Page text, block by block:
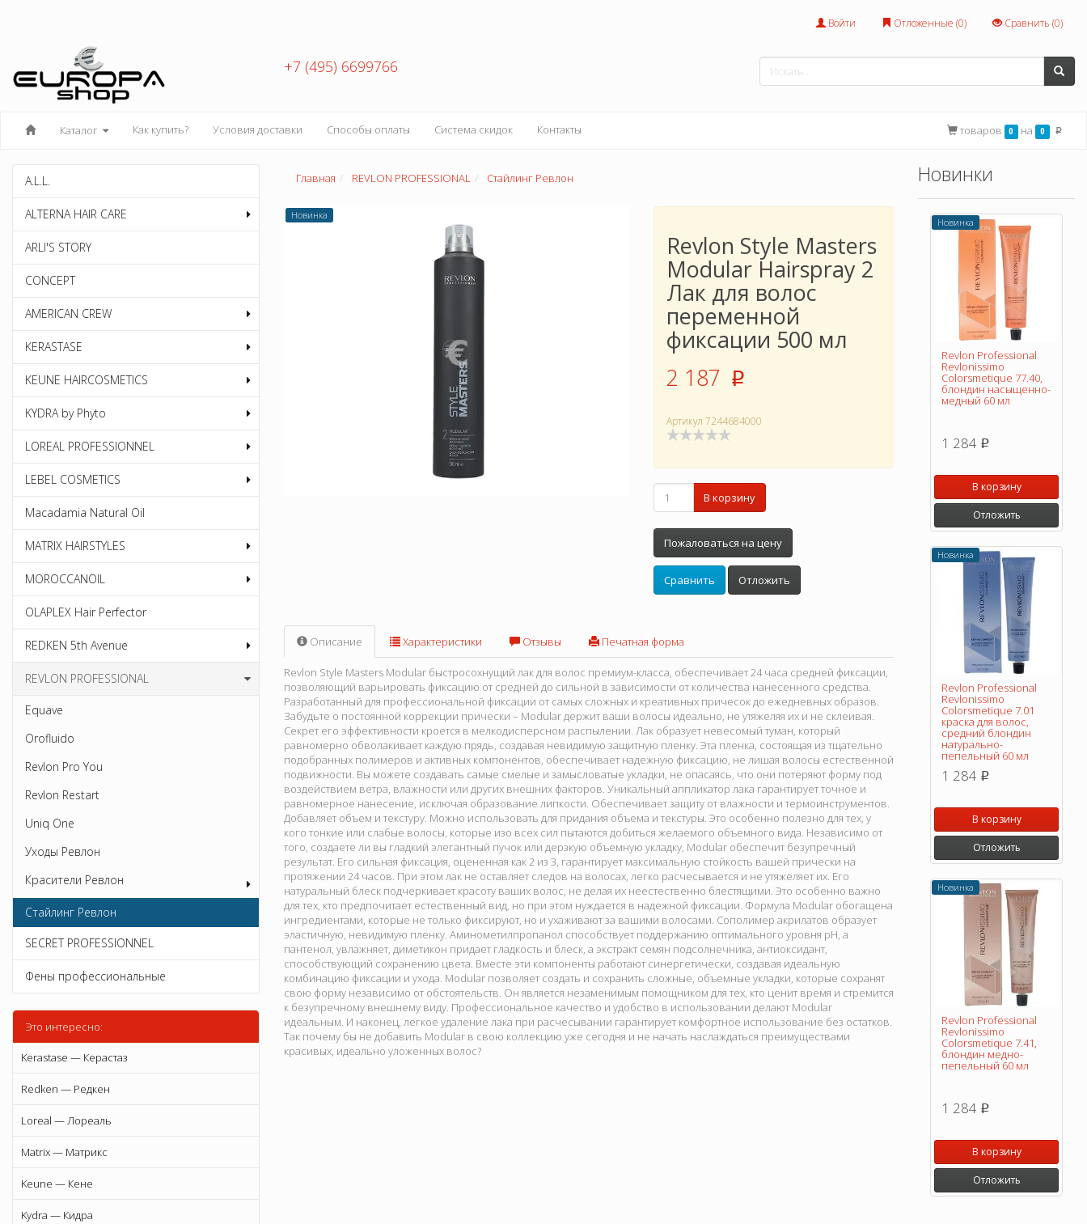
Войти Отложенные (0) Сравнить (0)
+7 (495) 6699766
Каталог Как купить? Условия доставки Способы оплаты Система скидок Контакты товаров 0 на 0 p
A.L.L.
ALTERNA HAIR CARE
ARLI'S STORY
CONCEPT
AMERICAN CREW
KERASTASE
KEUNE HAIRCOSMETICS
KYDRA by Phyto
LOREAL PROFESSIONNEL
LEBEL COSMETICS
Macadamia Natural Oil
MATRIX HAIRSTYLES
MOROCCANOIL
OLAPLEX Hair Perfector
REDKEN 5th Avenue
REVLON PROFESSIONAL
Equave
Orofluido
Revlon Pro You
Revlon Restart
Uniq One
Уходы Ревлон
Красители Ревлон
Стайлинг Ревлон
SECRET PROFESSIONNEL
Фены профессиональные
Это интересно:
Kerastase — Керастаз
Redken — Редкен
Loreal — Лореаль
Matrix — Матрикс
Keune — Кене
Kydra — Кидра
Главная REVLON PROFESSIONAL Стайлинг Ревлон
Новинка
Revlon Style Masters
Modular Hairspray 2
Лак для волос
переменной
фиксации 500 мл
2 187 p
Артикул 7244684000
В корзину
Пожаловаться на цену
Сравнить Отложить
Описание Характеристики Отзывы Печатная форма
Revlon Style Masters Modular быстросохнущий лак для волос премиум-класса, обеспечивает 24 часа средней фиксации,
позволяющий варьировать фиксацию от средней до сильной в зависимости от количества нанесенного средства.
Разработанный для профессиональной фиксации от самых сложных и креативных причесок до ежедневных образов.
Забудьте о постоянной коррекции прически – Modular держит ваши волосы идеально, не утяжеляя их и не склеивая.
Секрет его эффективности кроется в мелкодисперсном распылении. Лак образует невесомый туман, который
равномерно обволакивает каждую прядь, создавая невидимую защитную пленку. Эта пленка, состоящая из тщательно
подобранных полимеров и активных компонентов, обеспечивает надежную фиксацию, не лишая волосы естественной
подвижности. Вы можете создавать самые смелые и замысловатые укладки, не опасаясь, что они потеряют форму под
воздействием ветра, влажности или других внешних факторов. Уникальный аппликатор лака гарантирует точное и
равномерное нанесение, исключая образование липкости. Обеспечивает защиту от влажности и термоинструментов.
Добавляет объем и текстуру. Можно использовать для придания объема и текстуры. Это особенно полезно для тех, у
кого тонкие или слабые волосы, которые изо всех сил пытаются добиться желаемого объемного вида. Независимо от
того, создаете ли вы гладкий элегантный пучок или дерзкую объемную укладку, Modular обеспечит безупречный
результат. Его сильная фиксация, оцененная как 2 из 3, гарантирует максимальную стойкость вашей прически на
протяжении 24 часов. При этом лак не оставляет следов на волосах, легко расчесывается и не утяжеляет их. Его
натуральный блеск подчеркивает красоту ваших волос, не делая их неестественно блестящими. Это особенно важно
для тех, кто предпочитает естественный вид, но при этом нуждается в надежной фиксации. Формула Modular обогащена
ингредиентами, которые не только фиксируют, но и ухаживают за вашими волосами. Сополимер акрилатов образует
эластичную, невидимую пленку. Аминометилпропанол способствует поддержанию оптимального уровня pH, а
пантенол, увлажняет, диметикон придает гладкость и блеск, а экстракт семян подсолнечника, антиоксидант,
способствующий сохранению цвета. Вместе эти компоненты работают синергетически, создавая идеальную
комбинацию фиксации и ухода. Modular позволяет создать и сохранить сложные, объемные укладки, которые сохранят
свою форму независимо от обстоятельств. Он является незаменимым помощником для тех, кто ценит время и стремится
к безупречному внешнему виду. Профессиональное качество и удобство в использовании делают Modular
идеальным. И наконец, легкое удаление лака при расчесывании гарантирует комфортное использование без остатков.
Так почему бы не добавить Modular в свою коллекцию уже сегодня и не начать наслаждаться преимуществами
красивых, идеально уложенных волос?
Новинки
Новинка
Revlon Professional
Revlonissimo
Colorsmetique 77.40,
блондин насыщенно-
медный 60 мл
1 284 p
В корзину
Отложить
Новинка
Revlon Professional
Revlonissimo
Colorsmetique 7.01
краска для волос,
средний блондин
натурально-
пепельный 60 мл
1 284 p
В корзину
Отложить
Новинка
Revlon Professional
Revlonissimo
Colorsmetique 7.41,
блондин медно-
пепельный 60 мл
1 284 p
В корзину
Отложить